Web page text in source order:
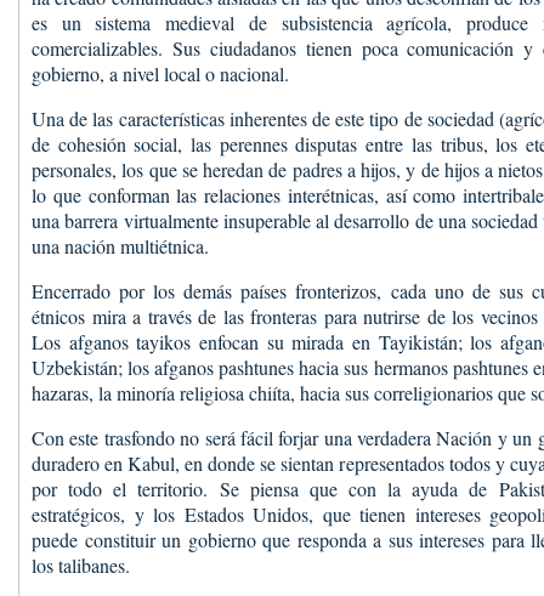
es un sistema medieval de subsistencia agrícola, produce
comercializables. Sus ciudadanos tienen poca comunicación
gobierno, a nivel local o nacional.
Una de las características inherentes de este tipo de sociedad
de cohesión social, las perennes disputas entre las tribus, los
personales, los que se heredan de padres a hijos, y de hijos a
lo que conforman las relaciones interétnicas, así como
una barrera virtualmente insuperable al desarrollo de una
una nación multiétnica.
Encerrado por los demás países fronterizos, cada uno de sus
étnicos mira a través de las fronteras para nutrirse de los
Los afganos tayikos enfocan su mirada en Tayikistán; los
Uzbekistán; los afganos pashtunes hacia sus hermanos pashtunes
hazaras, la minoría religiosa chiíta, hacia sus correligionarios que
Con este trasfondo no será fácil forjar una verdadera Nación y un
duradero en Kabul, en donde se sientan representados todos y
por todo el territorio. Se piensa que con la ayuda de
estratégicos, y los Estados Unidos, que tienen intereses
puede constituir un gobierno que responda a sus intereses para
los talibanes.